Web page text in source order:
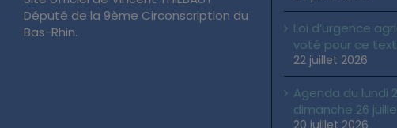
Député de la 9ème Circonscription du
Bas-Rhin.
Loi d’urgence
voté pour ce
22 juillet 2026
Agenda du lundi
dimanche 26
20 juillet 2026